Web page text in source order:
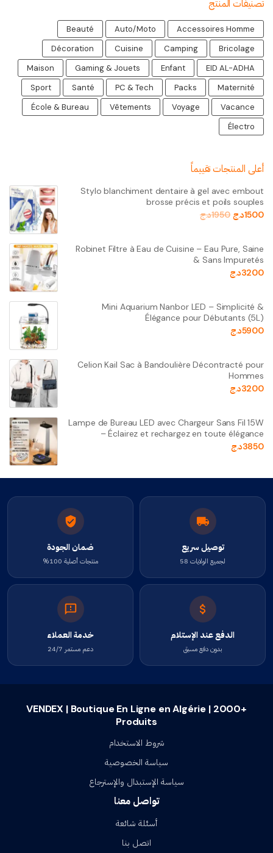
تصنيفات المنتج
Accessoires Homme
Auto/Moto
Beauté
Bricolage
Camping
Cuisine
Décoration
EID AL-ADHA
Enfant
Gaming & Jouets
Maison
Maternité
Packs
PC & Tech
Santé
Sport
Vacance
Voyage
Vêtements
École & Bureau
Électro
أعلى المنتجات تقييماً
Stylo blanchiment dentaire à gel avec embout
brosse précis et poils souples
1500د.ج 1950د.ج
Robinet Filtre à Eau de Cuisine – Eau Pure, Saine
& Sans Impuretés
3200د.ج
Mini Aquarium Nanbor LED – Simplicité &
Élégance pour Débutants (5L)
5900د.ج
Celion Kail Sac à Bandoulière Décontracté pour
Hommes
3200د.ج
Lampe de Bureau LED avec Chargeur Sans Fil 15W
– Éclairez et rechargez en toute élégance
3850د.ج
توصيل سريع
لجميع الولايات 58
ضمان الجودة
منتجات أصلية 100%
الدفع عند الإستلام
بدون دفع مسبق
خدمة العملاء
دعم مستمر 24/7
VENDEX | Boutique En Ligne en Algérie | 2000+
Produits
شروط الاستخدام
سياسة الخصوصية
سياسة الإستبدال والإسترجاع
تواصل معنا
أسئلة شائعة
اتصل بنا